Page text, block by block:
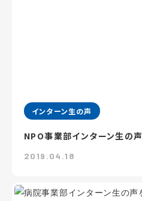
インターン生の声
NPO事業部インターン生の
2019.04.18